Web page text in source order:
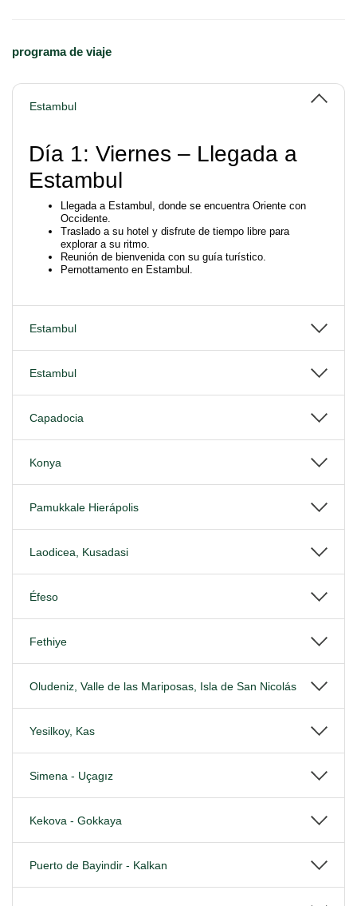
programa de viaje
Estambul
Día 1: Viernes – Llegada a
Estambul
Llegada a Estambul, donde se encuentra Oriente con
Occidente.
Traslado a su hotel y disfrute de tiempo libre para
explorar a su ritmo.
Reunión de bienvenida con su guía turístico.
Pernottamento en Estambul.
Estambul
Estambul
Capadocia
Konya
Pamukkale Hierápolis
Laodicea, Kusadasi
Éfeso
Fethiye
Oludeniz, Valle de las Mariposas, Isla de San Nicolás
Yesilkoy, Kas
Simena - Uçagız
Kekova - Gokkaya
Puerto de Bayindir - Kalkan